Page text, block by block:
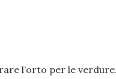
l’orto per le